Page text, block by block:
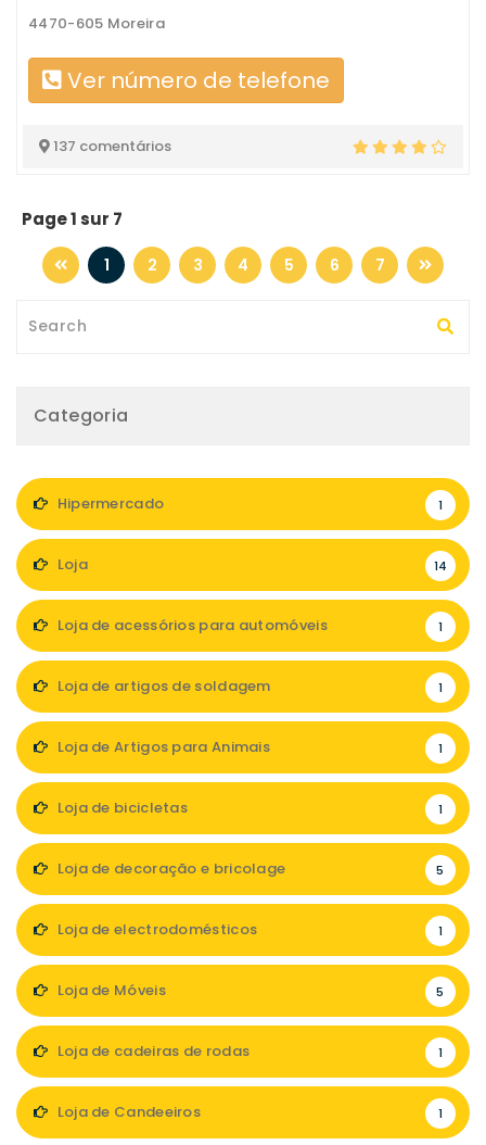
4470-605 Moreira
Ver número de telefone
137 comentários
Page 1 sur 7
1 2 3 4 5 6 7
Categoria
Hipermercado 1
Loja 14
Loja de acessórios para automóveis 1
Loja de artigos de soldagem 1
Loja de Artigos para Animais 1
Loja de bicicletas 1
Loja de decoração e bricolage 5
Loja de electrodomésticos 1
Loja de Móveis 5
Loja de cadeiras de rodas 1
Loja de Candeeiros 1